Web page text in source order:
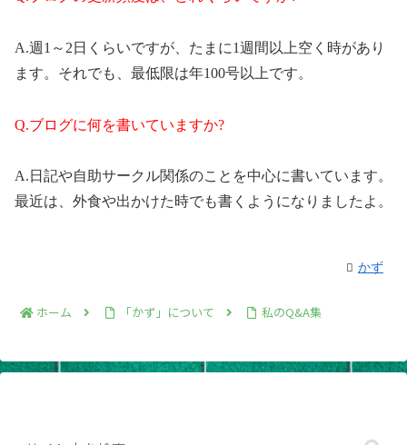
A.週1～2日くらいですが、たまに1週間以上空く時があり
ます。それでも、最低限は年100号以上です。
Q.ブログに何を書いていますか?
A.日記や自助サークル関係のことを中心に書いています。
最近は、外食や出かけた時でも書くようになりましたよ。
かず
ホーム 「かず」について 私のQ&A集